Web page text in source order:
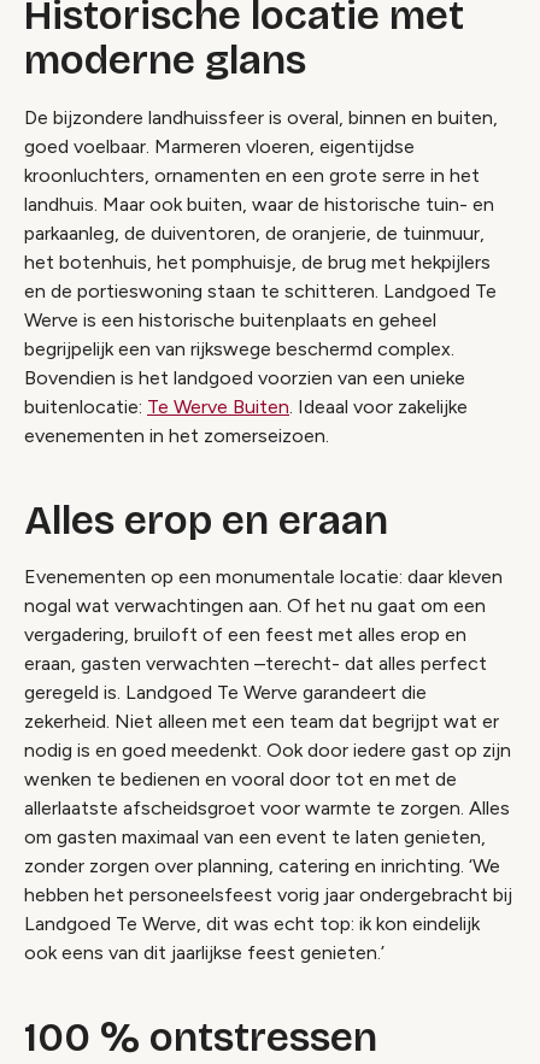
Historische locatie met
moderne glans
De bijzondere landhuissfeer is overal, binnen en buiten,
goed voelbaar. Marmeren vloeren, eigentijdse
kroonluchters, ornamenten en een grote serre in het
landhuis. Maar ook buiten, waar de historische tuin- en
parkaanleg, de duiventoren, de oranjerie, de tuinmuur,
het botenhuis, het pomphuisje, de brug met hekpijlers
en de portieswoning staan te schitteren. Landgoed Te
Werve is een historische buitenplaats en geheel
begrijpelijk een van rijkswege beschermd complex.
Bovendien is het landgoed voorzien van een unieke
buitenlocatie: Te Werve Buiten . Ideaal voor zakelijke
evenementen in het zomerseizoen.
Alles erop en eraan
Evenementen op een monumentale locatie: daar kleven
nogal wat verwachtingen aan. Of het nu gaat om een
vergadering, bruiloft of een feest met alles erop en
eraan, gasten verwachten –terecht- dat alles perfect
geregeld is. Landgoed Te Werve garandeert die
zekerheid. Niet alleen met een team dat begrijpt wat er
nodig is en goed meedenkt. Ook door iedere gast op zijn
wenken te bedienen en vooral door tot en met de
allerlaatste afscheidsgroet voor warmte te zorgen. Alles
om gasten maximaal van een event te laten genieten,
zonder zorgen over planning, catering en inrichting. ‘We
hebben het personeelsfeest vorig jaar ondergebracht bij
Landgoed Te Werve, dit was echt top: ik kon eindelijk
ook eens van dit jaarlijkse feest genieten.’
100 % ontstressen